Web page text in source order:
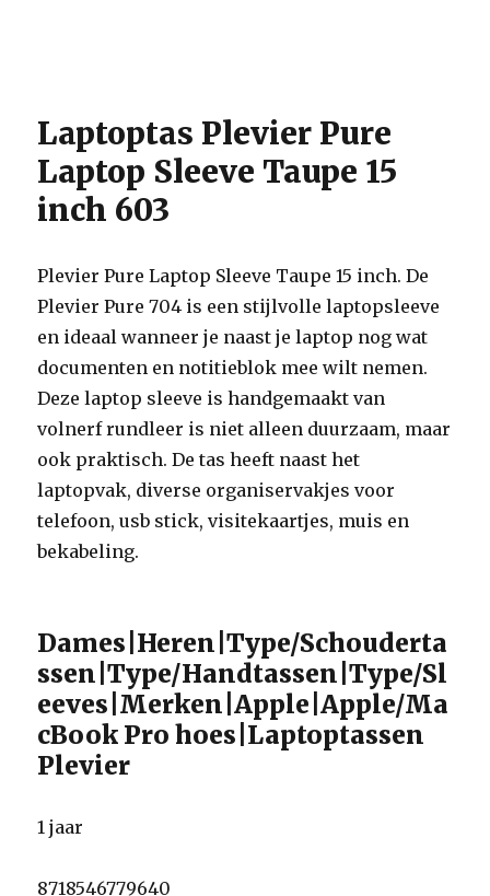
Laptoptas Plevier Pure
Laptop Sleeve Taupe 15
inch 603
Plevier Pure Laptop Sleeve Taupe 15 inch. De
Plevier Pure 704 is een stijlvolle laptopsleeve
en ideaal wanneer je naast je laptop nog wat
documenten en notitieblok mee wilt nemen.
Deze laptop sleeve is handgemaakt van
volnerf rundleer is niet alleen duurzaam, maar
ook praktisch. De tas heeft naast het
laptopvak, diverse organiservakjes voor
telefoon, usb stick, visitekaartjes, muis en
bekabeling.
Dames|Heren|Type/Schouderta
ssen|Type/Handtassen|Type/Sl
eeves|Merken|Apple|Apple/Ma
cBook Pro hoes|Laptoptassen
Plevier
1 jaar
8718546779640